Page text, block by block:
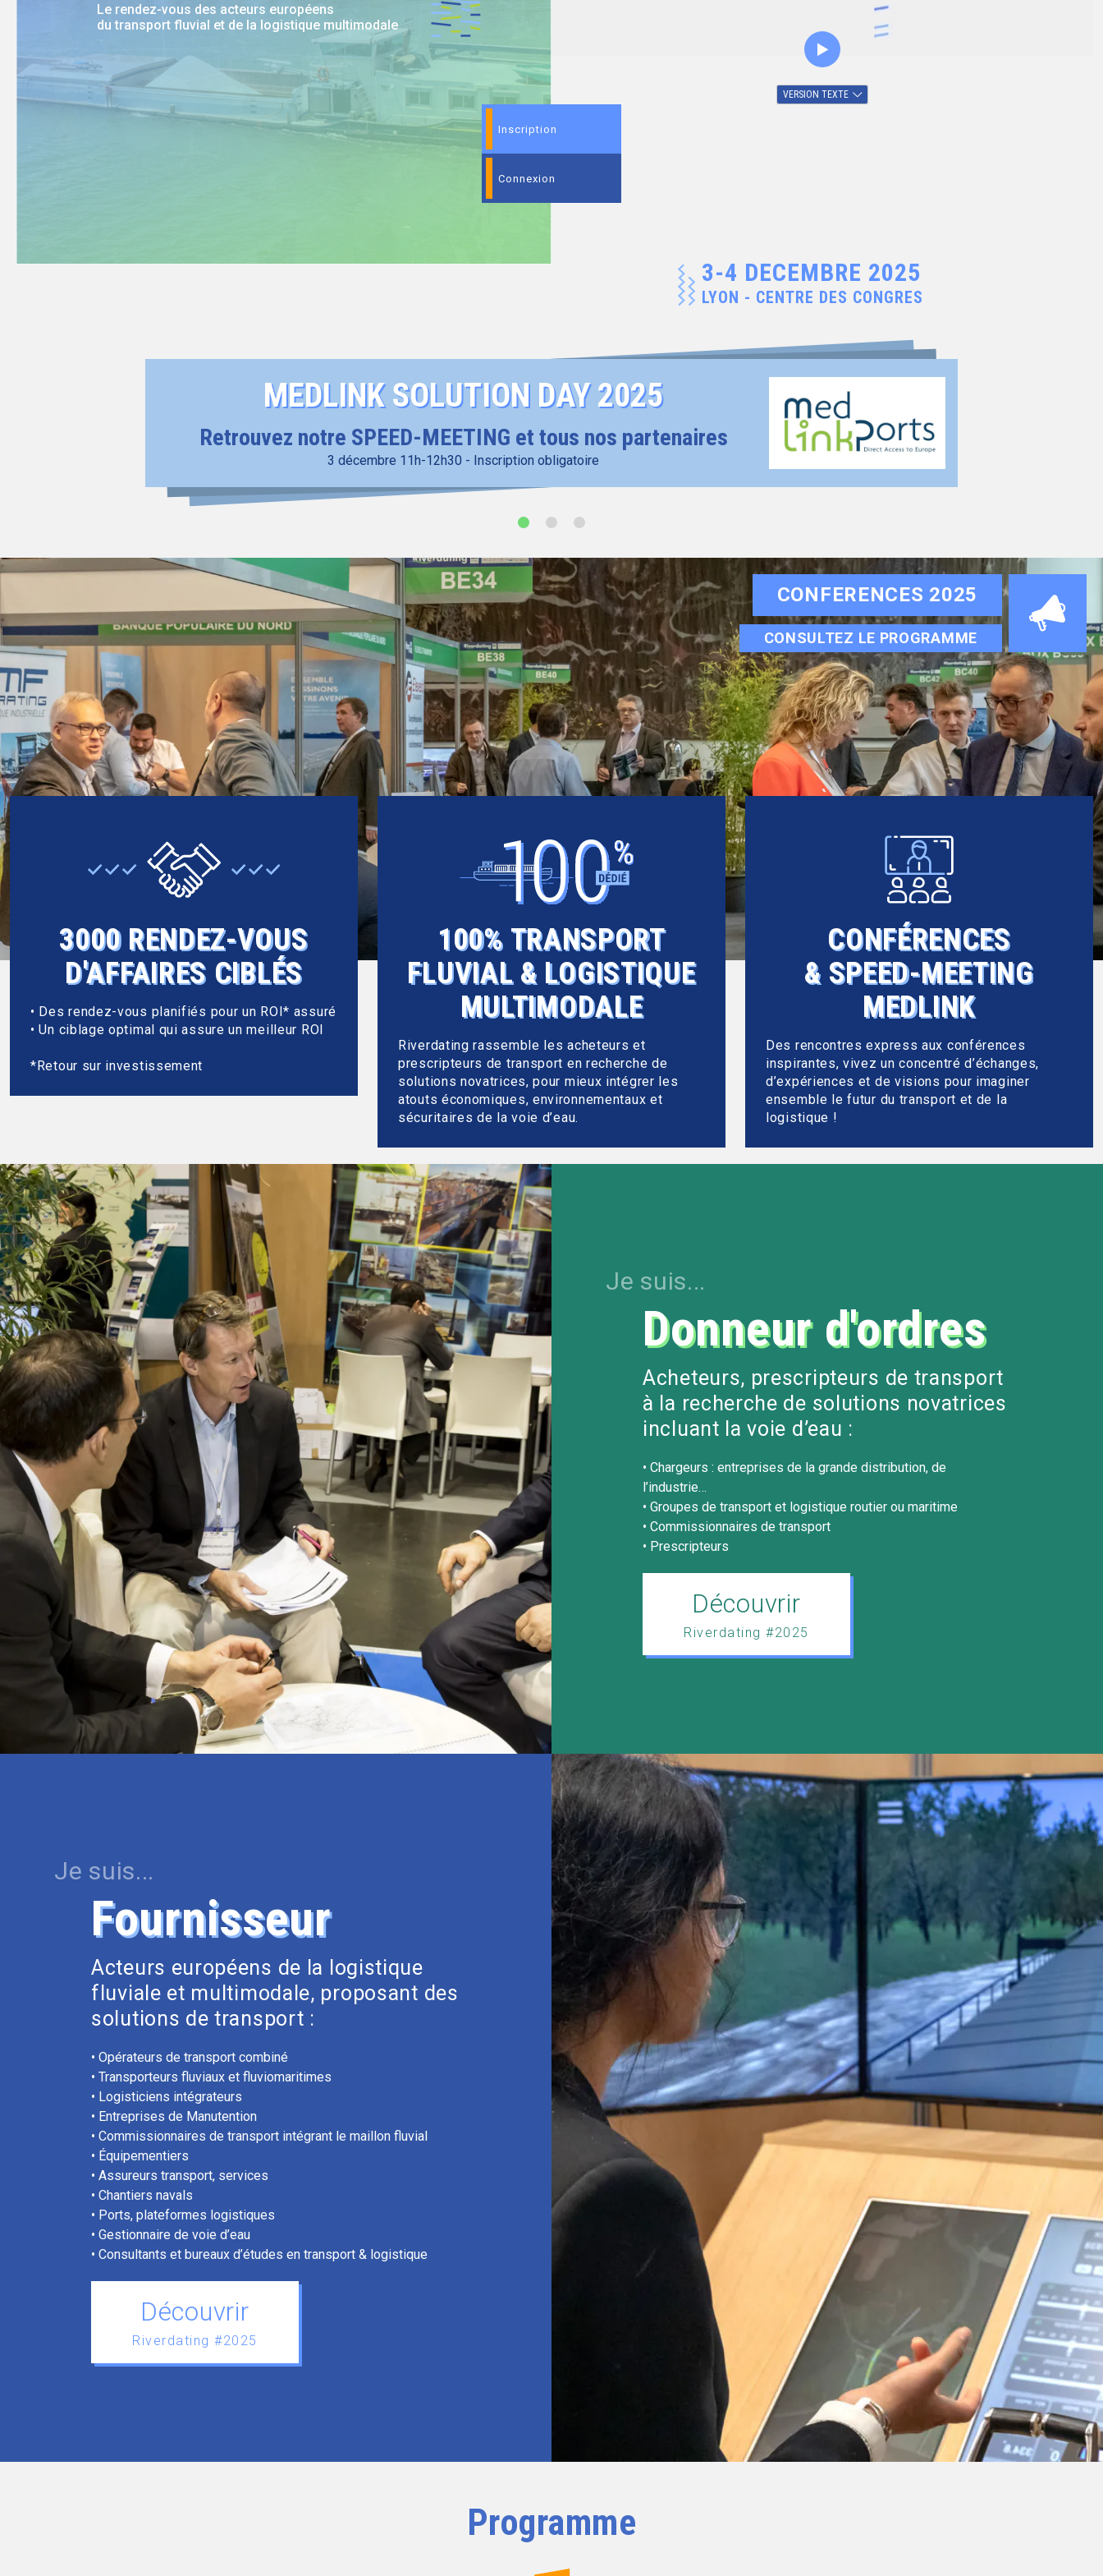
Le rendez-vous des acteurs européens
du transport fluvial et de la logistique multimodale
VERSION TEXTE
Inscription
Connexion
3-4 DECEMBRE 2025
LYON - CENTRE DES CONGRES
MEDLINK SOLUTION DAY 2025
Retrouvez notre SPEED-MEETING et tous nos partenaires
3 décembre 11h-12h30 - Inscription obligatoire
CONFERENCES 2025
CONSULTEZ LE PROGRAMME
3000 RENDEZ-VOUS
D'AFFAIRES CIBLÉS
• Des rendez-vous planifiés pour un ROI* assuré
• Un ciblage optimal qui assure un meilleur ROI
*Retour sur investissement
100% TRANSPORT
FLUVIAL & LOGISTIQUE
MULTIMODALE
Riverdating rassemble les acheteurs et
prescripteurs de transport en recherche de
solutions novatrices, pour mieux intégrer les
atouts économiques, environnementaux et
sécuritaires de la voie d’eau.
CONFÉRENCES
& SPEED-MEETING
MEDLINK
Des rencontres express aux conférences
inspirantes, vivez un concentré d’échanges,
d’expériences et de visions pour imaginer
ensemble le futur du transport et de la
logistique !
Je suis...
Donneur d'ordres
Acheteurs, prescripteurs de transport
à la recherche de solutions novatrices
incluant la voie d’eau :
• Chargeurs : entreprises de la grande distribution, de
l’industrie…
• Groupes de transport et logistique routier ou maritime
• Commissionnaires de transport
• Prescripteurs
Découvrir
Riverdating #2025
Je suis...
Fournisseur
Acteurs européens de la logistique
fluviale et multimodale, proposant des
solutions de transport :
• Opérateurs de transport combiné
• Transporteurs fluviaux et fluviomaritimes
• Logisticiens intégrateurs
• Entreprises de Manutention
• Commissionnaires de transport intégrant le maillon fluvial
• Équipementiers
• Assureurs transport, services
• Chantiers navals
• Ports, plateformes logistiques
• Gestionnaire de voie d’eau
• Consultants et bureaux d’études en transport & logistique
Découvrir
Riverdating #2025
Programme